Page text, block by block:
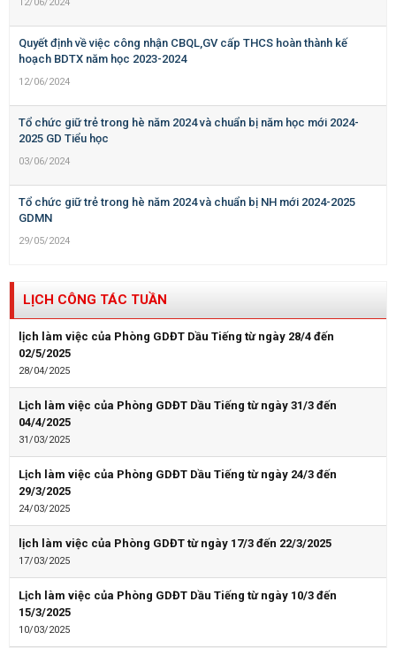
12/06/2024
Quyết định về việc công nhận CBQL,GV cấp THCS hoàn thành kế
hoạch BDTX năm học 2023-2024
12/06/2024
Tổ chức giữ trẻ trong hè năm 2024 và chuẩn bị năm học mới 2024-
2025 GD Tiểu học
03/06/2024
Tổ chức giữ trẻ trong hè năm 2024 và chuẩn bị NH mới 2024-2025
GDMN
29/05/2024
LỊCH CÔNG TÁC TUẦN
lịch làm việc của Phòng GDĐT Dầu Tiếng từ ngày 28/4 đến
02/5/2025
28/04/2025
Lịch làm việc của Phòng GDĐT Dầu Tiếng từ ngày 31/3 đến
04/4/2025
31/03/2025
Lịch làm việc của Phòng GDĐT Dầu Tiếng từ ngày 24/3 đến
29/3/2025
24/03/2025
lịch làm việc của Phòng GDĐT từ ngày 17/3 đến 22/3/2025
17/03/2025
Lịch làm việc của Phòng GDĐT Dầu Tiếng từ ngày 10/3 đến
15/3/2025
10/03/2025